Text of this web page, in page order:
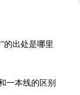
的出处是哪里
一本线的区别